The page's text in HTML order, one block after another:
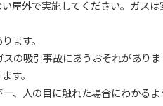
屋外で実施してください。ガス
ます。
の吸引事故にあうおそれがあり
す。
、人の目に触れた場合にわかる